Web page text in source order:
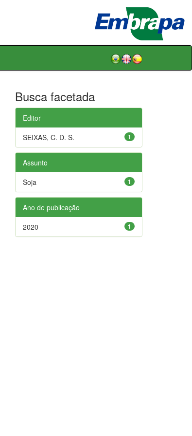
Busca facetada
Editor
1
SEIXAS, C. D. S.
Assunto
1
Soja
Ano de publicação
1
2020